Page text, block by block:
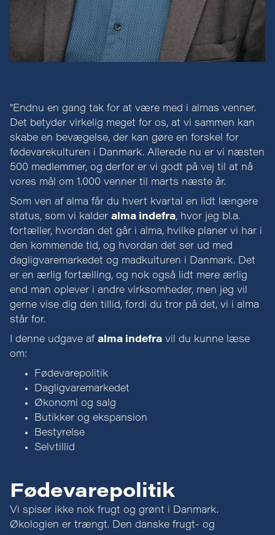
"Endnu en gang tak for at være med i almas venner.
Det betyder virkelig meget for os, at vi sammen kan
skabe en bevægelse, der kan gøre en forskel for
fødevarekulturen i Danmark. Allerede nu er vi næsten
500 medlemmer, og derfor er vi godt på vej til at nå
vores mål om 1.000 venner til marts næste år.
Som ven af alma får du hvert kvartal en lidt længere
status, som vi kalder alma indefra, hvor jeg bl.a.
fortæller, hvordan det går i alma, hvilke planer vi har i
den kommende tid, og hvordan det ser ud med
dagligvaremarkedet og madkulturen i Danmark. Det
er en ærlig fortælling, og nok også lidt mere ærlig
end man oplever i andre virksomheder, men jeg vil
gerne vise dig den tillid, fordi du tror på det, vi i alma
står for.
I denne udgave af alma indefra vil du kunne læse
om:
Fødevarepolitik
Dagligvaremarkedet
Økonomi og salg
Butikker og ekspansion
Bestyrelse
Selvtillid
Fødevarepolitik
Vi spiser ikke nok frugt og grønt i Danmark.
Økologien er trængt. Den danske frugt- og